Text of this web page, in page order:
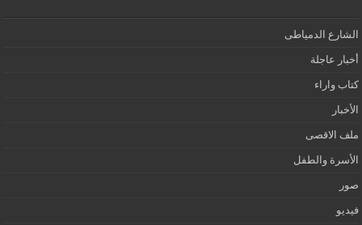
الشارع الدمياطى
أخبار عاجلة
كتاب واراء
الأخبار
ملف الاقصى
الأسرة والطفل
صور
فيديو